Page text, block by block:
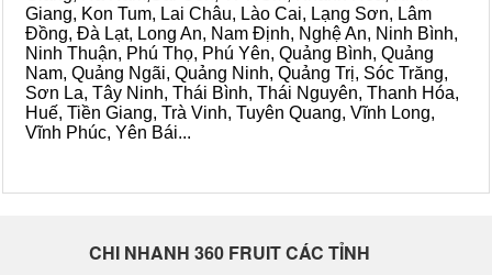
Giang, Kon Tum, Lai Châu, Lào Cai, Lạng Sơn, Lâm
Đồng, Đà Lạt, Long An, Nam Định, Nghệ An, Ninh Bình,
Ninh Thuận, Phú Thọ, Phú Yên, Quảng Bình, Quảng
Nam, Quảng Ngãi, Quảng Ninh, Quảng Trị, Sóc Trăng,
Sơn La, Tây Ninh, Thái Bình, Thái Nguyên, Thanh Hóa,
Huế, Tiền Giang, Trà Vinh, Tuyên Quang, Vĩnh Long,
Vĩnh Phúc, Yên Bái...
CHI NHANH 360 FRUIT CÁC TỈNH